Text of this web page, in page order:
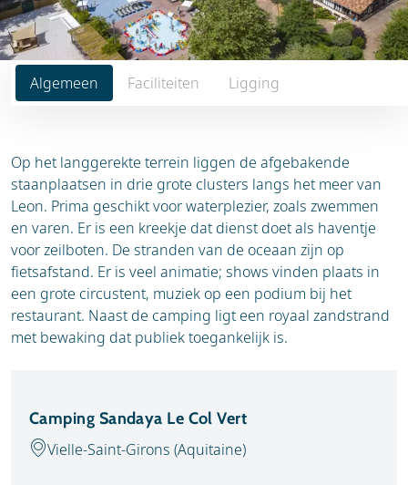
Algemeen Faciliteiten Ligging
Op het langgerekte terrein liggen de afgebakende
staanplaatsen in drie grote clusters langs het meer van
Leon. Prima geschikt voor waterplezier, zoals zwemmen
en varen. Er is een kreekje dat dienst doet als haventje
voor zeilboten. De stranden van de oceaan zijn op
fietsafstand. Er is veel animatie; shows vinden plaats in
een grote circustent, muziek op een podium bij het
restaurant. Naast de camping ligt een royaal zandstrand
met bewaking dat publiek toegankelijk is.
Camping Sandaya Le Col Vert
Vielle-Saint-Girons (Aquitaine)